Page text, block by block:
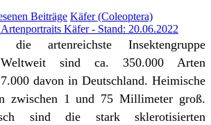
Käfer (Coleoptera)
Käfer - Stand: 20.06.2022
artenreichste Insektengruppe
Weltweit sind ca. 350.000 Arten
davon in Deutschland. Heimische
zwischen 1 und 75 Millimeter groß.
sind die stark sklerotisierten